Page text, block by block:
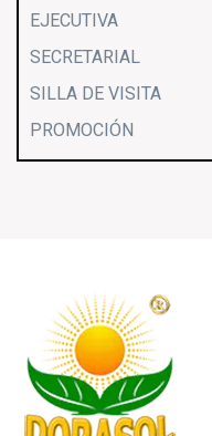
EJECUTIVA
SECRETARIAL
SILLA DE VISITA
PROMOCIÓN